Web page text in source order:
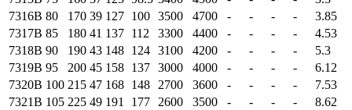
7316B 80 170 39 127 100 3500 4700 - - - -
3.85
7317B 85 180 41 137 112 3300 4400 - - - -
4.53
7318B 90 190 43 148 124 3100 4200 - - - -
5.3
7319B 95 200 45 158 137 3000 4000 - - - -
6.12
7320B 100 215 47 168 148 2700 3600 - - - -
7.53
7321B 105 225 49 191 177 2600 3500 - - - - 8.62